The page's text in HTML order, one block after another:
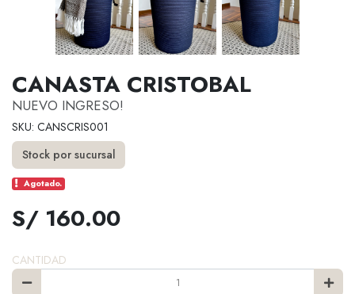
CANASTA CRISTOBAL
NUEVO INGRESO!
SKU: CANSCRIS001
Stock por sucursal
Agotado.
S/ 160.00
CANTIDAD